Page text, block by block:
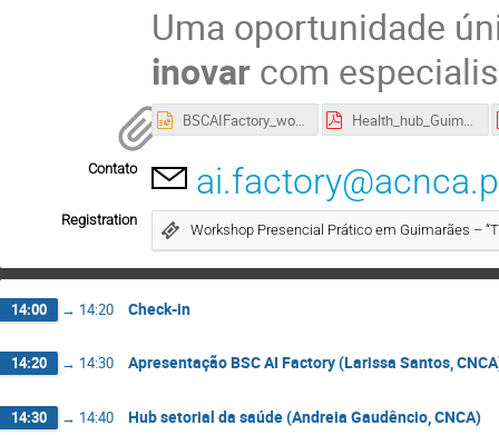
Uma oportunidade
inovar com
BSCAIFactory_workshops.pptx Health_hub_Guimaraes_final.pdf
Contato
Registration
Workshop Presencial Prático em Guimarães –
14:00 → 14:20 Check-in
14:20 → 14:30 Apresentação BSC AI Factory (Larissa Santos,
14:30 → 14:40 Hub setorial da saúde (Andreia Gaudêncio, CNCA)